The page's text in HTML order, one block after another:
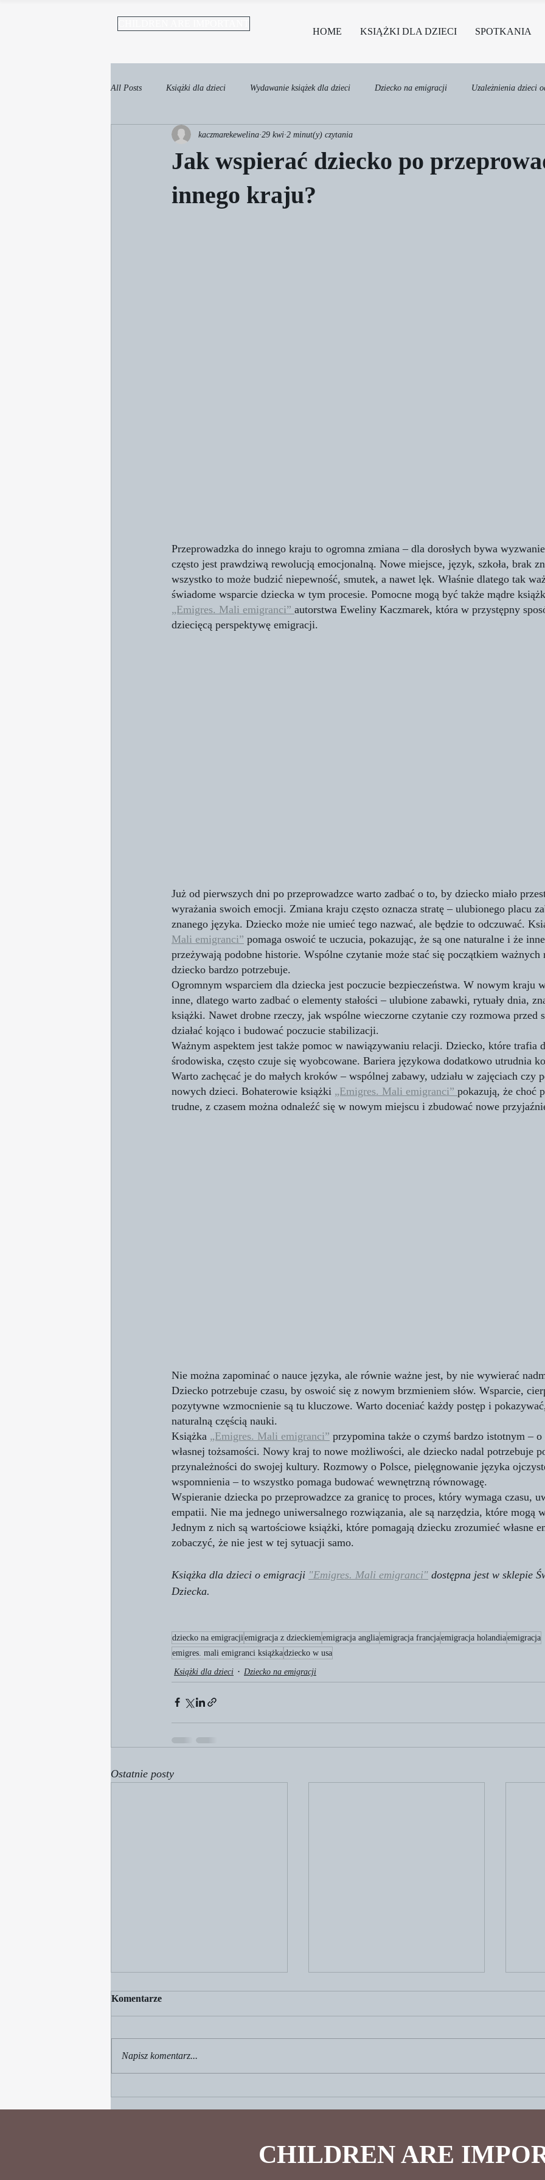
HOME KSIĄŻKI DLA DZIECI SPOTKANIA
All Posts Książki dla dzieci Wydawanie książek dla dzieci Dziecko na emigracji Uzależnienia dzieci
Kosmoboty - książki o rodzeństwie
Jak wspierać dziecko po
innego kraju?
kaczmarekewelina 29 kwi 2 minut(y) czytania
Przeprowadzka do innego kraju to ogromna zmiana – dla dorosłych bywa
często jest prawdziwą rewolucją emocjonalną. Nowe miejsce, język, szkoła, brak
wszystko to może budzić niepewność, smutek, a nawet lęk. Właśnie dlatego tak
świadome wsparcie dziecka w tym procesie. Pomocne mogą być także mądre
„Emigres. Mali emigranci” autorstwa Eweliny Kaczmarek, która w przystępny
dziecięcą perspektywę emigracji.
Już od pierwszych dni po przeprowadzce warto zadbać o to, by dziecko miało
wyrażania swoich emocji. Zmiana kraju często oznacza stratę – ulubionego placu
znanego języka. Dziecko może nie umieć tego nazwać, ale będzie to odczuwać.
Mali emigranci” pomaga oswoić te uczucia, pokazując, że są one naturalne i że
przeżywają podobne historie. Wspólne czytanie może stać się początkiem
dziecko bardzo potrzebuje.
Ogromnym wsparciem dla dziecka jest poczucie bezpieczeństwa. W nowym kraju
inne, dlatego warto zadbać o elementy stałości – ulubione zabawki, rytuały dnia,
książki. Nawet drobne rzeczy, jak wspólne wieczorne czytanie czy rozmowa przed
działać kojąco i budować poczucie stabilizacji.
Ważnym aspektem jest także pomoc w nawiązywaniu relacji. Dziecko, które trafia
środowiska, często czuje się wyobcowane. Bariera językowa dodatkowo utrudnia
Warto zachęcać je do małych kroków – wspólnej zabawy, udziału w zajęciach czy
nowych dzieci. Bohaterowie książki „Emigres. Mali emigranci” pokazują, że choć
trudne, z czasem można odnaleźć się w nowym miejscu i zbudować nowe
Nie można zapominać o nauce języka, ale równie ważne jest, by nie wywierać
Dziecko potrzebuje czasu, by oswoić się z nowym brzmieniem słów. Wsparcie,
pozytywne wzmocnienie są tu kluczowe. Warto doceniać każdy postęp i
naturalną częścią nauki.
Książka „Emigres. Mali emigranci” przypomina także o czymś bardzo istotnym – o
własnej tożsamości. Nowy kraj to nowe możliwości, ale dziecko nadal potrzebuje
przynależności do swojej kultury. Rozmowy o Polsce, pielęgnowanie języka
wspomnienia – to wszystko pomaga budować wewnętrzną równowagę.
Wspieranie dziecka po przeprowadzce za granicę to proces, który wymaga czasu,
empatii. Nie ma jednego uniwersalnego rozwiązania, ale są narzędzia, które mogą
Jednym z nich są wartościowe książki, które pomagają dziecku zrozumieć własne
zobaczyć, że nie jest w tej sytuacji samo.
Książka dla dzieci o emigracji "Emigres. Mali emigranci" dostępna jest w sklepie
Dziecka.
dziecko na emigracji emigracja z dzieckiem emigracja angliaemigracja francjaemigracja holandiaemigracja
emigres. mali emigranci książkadziecko w usa
Książki dla dzieci Dziecko na emigracji
Ostatnie posty
Komentarze
Napisz komentarz...
CHILDREN ARE